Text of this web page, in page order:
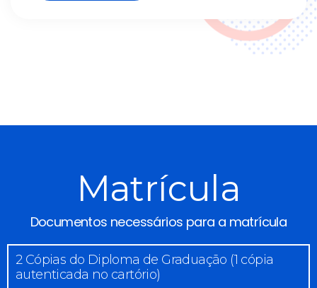
Matrícula
Documentos necessários para a matrícula
2 Cópias do Diploma de Graduação (1 cópia
autenticada no cartório)